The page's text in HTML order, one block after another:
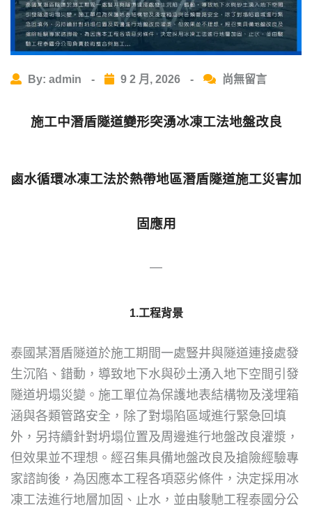
By: admin - 9 2 月, 2026 - 尚無留言
施工中潛盾隧道變形突湧冰凍工法地盤改良
鹵水循環冰凍工法於熱帶地區潛盾隧道施工災害加
固應用
—
1.工程背景
泰國某潛盾隧道於施工期間一處豎井與隧道連接處發
生沉陷、錯動，導致地下水與砂土湧入地下空間引發
隧道坍塌災變。施工單位為保護地表結構物及淺埋箱
涵與各類管路安全，除了對塌陷區域進行緊急回填
外，另持續針對坍塌位置及周邊進行地盤改良灌漿，
但效果並不理想。經召集具備地盤改良及搶險經驗專
家諮詢後，為因應本工程各項惡劣條件，決定採用冰
凍工法進行地層加固、止水，並由駿馳工程泰國分公